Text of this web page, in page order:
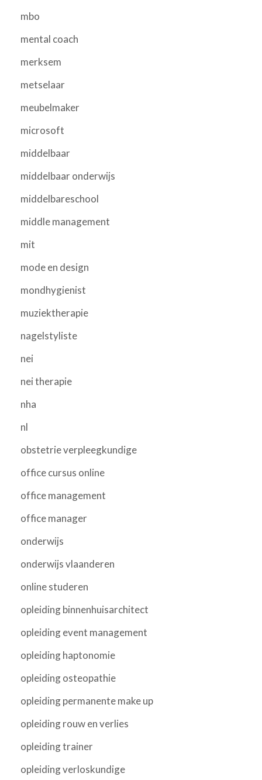
mbo
mental coach
merksem
metselaar
meubelmaker
microsoft
middelbaar
middelbaar onderwijs
middelbareschool
middle management
mit
mode en design
mondhygienist
muziektherapie
nagelstyliste
nei
nei therapie
nha
nl
obstetrie verpleegkundige
office cursus online
office management
office manager
onderwijs
onderwijs vlaanderen
online studeren
opleiding binnenhuisarchitect
opleiding event management
opleiding haptonomie
opleiding osteopathie
opleiding permanente make up
opleiding rouw en verlies
opleiding trainer
opleiding verloskundige